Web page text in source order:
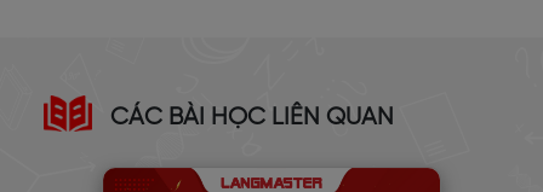
CÁC BÀI HỌC LIÊN QUAN